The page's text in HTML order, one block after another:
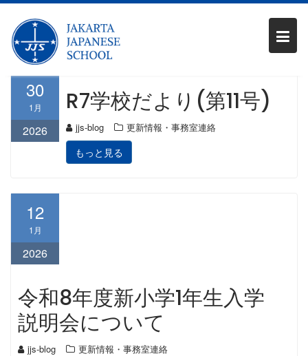
content
月:2026年1月
30
1月
2026
R7学校だより(第11号)
jjs-blog 更新情報・事務室連絡
もっと見る
12
1月
2026
令和8年度新小学1年生入学
説明会について
jjs-blog 更新情報・事務室連絡